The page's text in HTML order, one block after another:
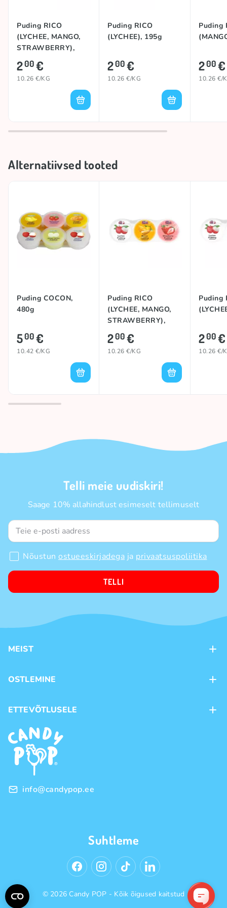
Puding RICO
(LYCHEE, MANGO,
STRAWBERRY),
195g
200€
10.26 €/KG
Puding RICO
(LYCHEE), 195g
200€
10.26 €/KG
Puding
200€
10.26 €/
Alternatiivsed tooted
Puding COCON,
480g
500€
10.42 €/KG
Puding RICO
(LYCHEE, MANGO,
STRAWBERRY),
195g
200€
10.26 €/KG
Puding
200€
10.26 €/
Telli meie uudiskiri!
Saage 10% allahindlust esimeselt tellimuselt
Nõustun ostueeskirjadega ja privaatsuspoliitika
TELLI
MEIST
Kauplused
OSTLEMINE
Ostutingimused
Privaatsuspoliitika
ETTEVÕTLUSELE
Frantsiis
Hulgimüük
info@candypop.ee
Suhtleme
© 2026 Candy POP - Kõik õigused kaitstud